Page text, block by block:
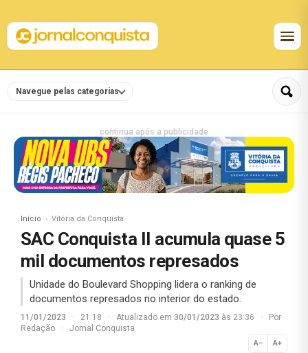
Navegue pelas categorias
continua após a publicidade
Início Vitória da Conquista
SAC Conquista II acumula quase 5
mil documentos represados
Unidade do Boulevard Shopping lidera o ranking de
documentos represados no interior do estado.
11/01/2023 · 21:18 · Atualizado em 30/01/2023 às 23:36 ·
Por
Redação
· Jornal Conquista
A− A+
Normal